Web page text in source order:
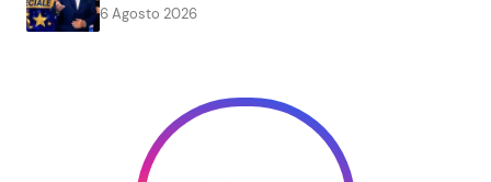
6 Agosto 2026